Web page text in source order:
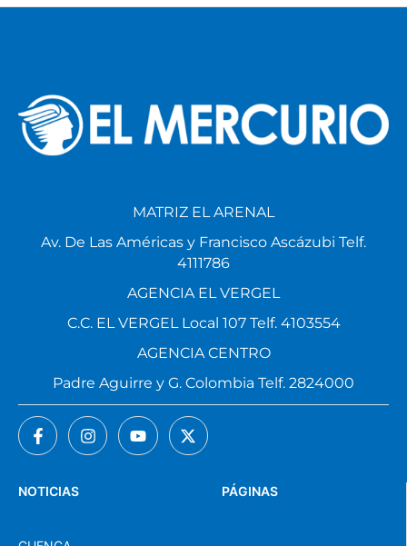
PÁGINAS
NOTICIAS
MATRIZ EL ARENAL
Av. De Las Américas y Francisco Ascázubi Telf.
4111786
AGENCIA EL VERGEL
C.C. EL VERGEL Local 107 Telf. 4103554
AGENCIA CENTRO
Padre Aguirre y G. Colombia Telf. 2824000